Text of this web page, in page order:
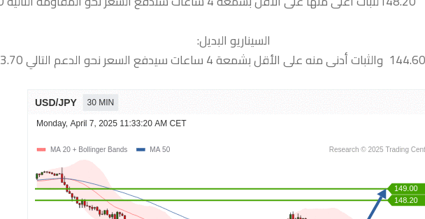
السيناريو البديل: